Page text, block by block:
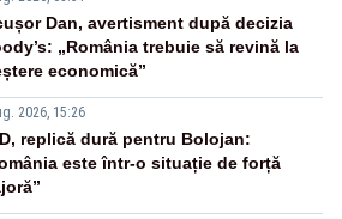
Dan, avertisment după decizia
„România trebuie să revină la
economică”
2026, 15:26
replică dură pentru Bolojan:
este într-o situație de forță